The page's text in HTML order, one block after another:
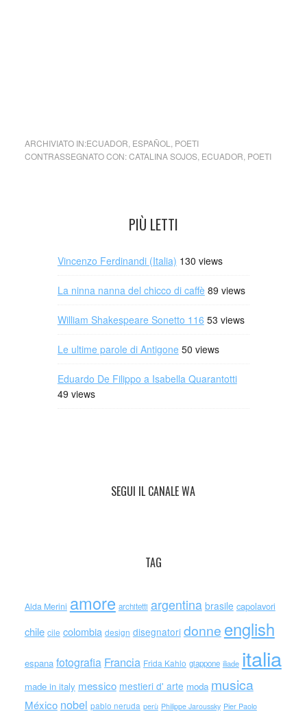
ARCHIVIATO IN:ECUADOR ESPAÑOL
POETI
CONTRASSEGNATO CON:CATALINA SOJOS, ECUADOR POETI
PIÙ LETTI
Vincenzo Ferdinandi (Italia) 130 views
La ninna nanna del chicco di caffè 89 views
William Shakespeare Sonetto 116 53 views
Le ultime parole di Antigone 50 views
Eduardo De Filippo a Isabella Quarantotti
49 views
SEGUI IL CANALE WA
TAG
Alda Merini amore architetti argentina brasile capolavori
chile cile colombia design disegnatori donne english
espana fotografia Francia Frida Kahlo giappone iliade italia
made in italy messico mestieri d' arte moda musica
México nobel pablo neruda perù Philippe Jaroussky Pier Paolo